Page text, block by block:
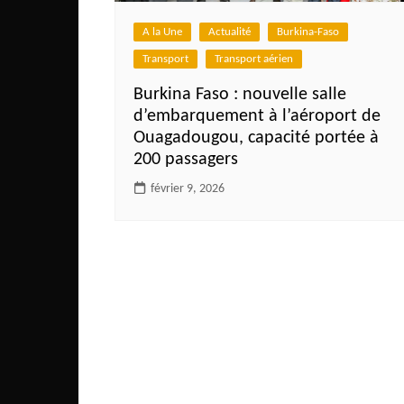
Djibouti
Egypte
Ethiopie
Gabon
A la Une Actualité Burkina-Faso
Transport Transport aérien
Burkina Faso : nouvelle salle
d’embarquement à l’aéroport de
Ouagadougou, capacité portée à
200 passagers
février 9, 2026